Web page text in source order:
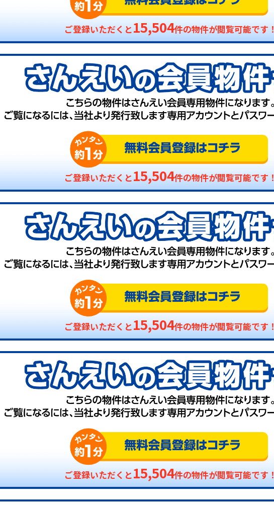
ご登録いただくと15,504件の物件が閲覧可能です！
ご登録いただくと15,504件の物件が閲覧可能です！
ご登録いただくと15,504件の物件が閲覧可能です！
ご登録いただくと15,504件の物件が閲覧可能です！